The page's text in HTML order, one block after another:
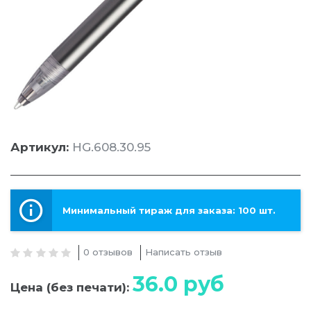
Артикул: HG.608.30.95
Минимальный тираж для заказа: 100 шт.
0 отзывов Написать отзыв
Цена (без печати): 36.0 руб